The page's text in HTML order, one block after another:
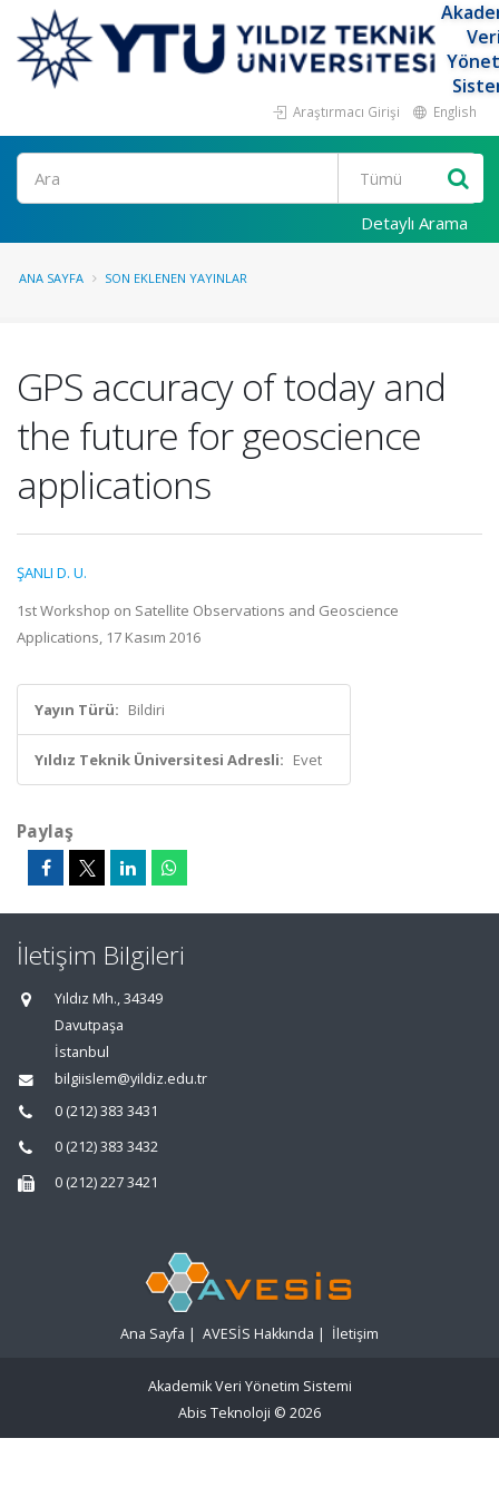
Araştırmacı Girişi English
Ara
Detaylı Arama
ANA SAYFA SON EKLENEN YAYINLAR
GPS accuracy of today and
the future for geoscience
applications
ŞANLI D. U.
1st Workshop on Satellite Observations and Geoscience
Applications, 17 Kasım 2016
Yayın Türü: Bildiri
Yıldız Teknik Üniversitesi Adresli: Evet
Paylaş
İletişim Bilgileri
Yıldız Mh., 34349
Davutpaşa
İstanbul
bilgiislem@yildiz.edu.tr
0 (212) 383 3431
0 (212) 383 3432
0 (212) 227 3421
Ana Sayfa | AVESİS Hakkında | İletişim
Akademik Veri Yönetim Sistemi
Abis Teknoloji © 2026